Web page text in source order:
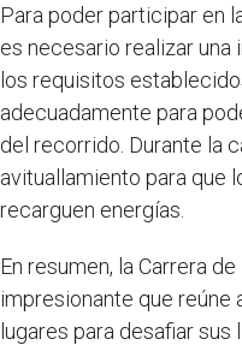
Para poder participar en
es necesario realizar
los requisitos
adecuadamente para
del recorrido. Durante la
avituallamiento para que
recarguen energías.
En resumen, la Carrera
impresionante que
lugares para desafiar